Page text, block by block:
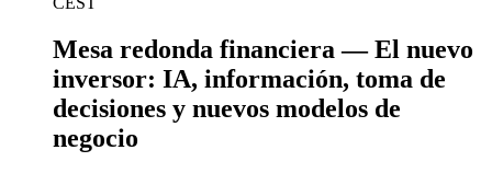
Mesa redonda financiera — El nuevo
inversor: IA, información, toma de
decisiones y nuevos modelos de
negocio